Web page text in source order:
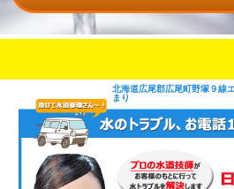
北海道広尾郡広尾町野塚９線
まり